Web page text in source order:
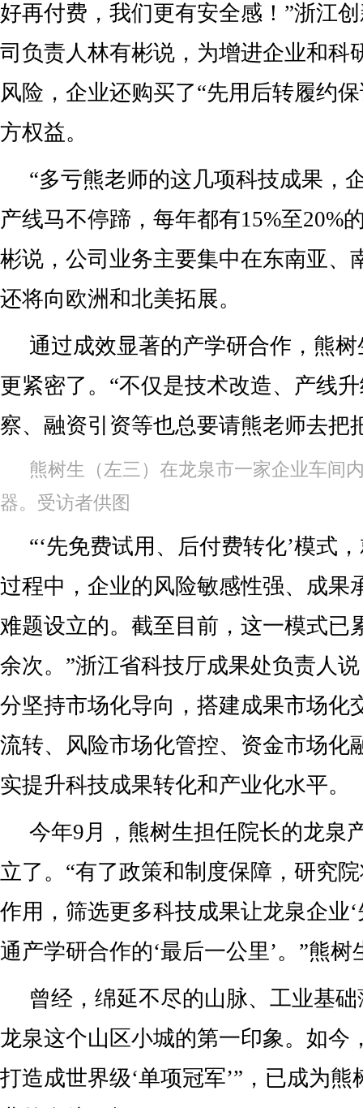
好再付费，我们更有安全感！”浙江
司负责人林有彬说，为增进企业和科
风险，企业还购买了“先用后转履约
方权益。
“多亏熊老师的这几项科技成果，
产线马不停蹄，每年都有15%至20%
彬说，公司业务主要集中在东南亚、
还将向欧洲和北美拓展。
通过成效显著的产学研合作，熊
更紧密了。“不仅是技术改造、产线
察、融资引资等也总要请熊老师去把
熊树生（左三）在龙泉市一家企业车间
器。受访者供图
“‘先免费试用、后付费转化’模式
过程中，企业的风险敏感性强、成果
难题设立的。截至目前，这一模式已
余次。”浙江省科技厅成果处负责人
分坚持市场化导向，搭建成果市场化
流转、风险市场化管控、资金市场化
实提升科技成果转化和产业化水平。
今年9月，熊树生担任院长的龙泉
立了。“有了政策和制度保障，研究
作用，筛选更多科技成果让龙泉企业
通产学研合作的‘最后一公里’。”熊树
曾经，绵延不尽的山脉、工业基
龙泉这个山区小城的第一印象。如今
打造成世界级‘单项冠军’”，已成为